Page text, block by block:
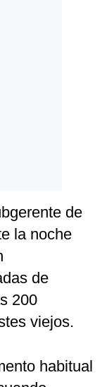
de
la noche
de
200
viejos.
habitual